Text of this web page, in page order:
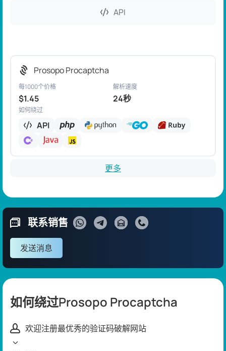
API
Prosopo Procaptcha
每1000个价格
$1.45
解析速度
24秒
如何绕过
API
更多
联系销售
发送消息
如何绕过Prosopo Procaptcha
欢迎注册最优秀的验证码破解网站